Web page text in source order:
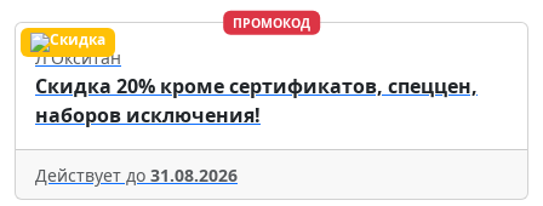
ПРОМОКОД
Л'Окситан
Скидка 20% кроме сертификатов, спеццен,
наборов исключения!
Действует до 31.08.2026